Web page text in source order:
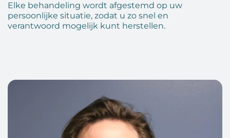
Elke behandeling wordt afgestemd op uw
persoonlijke situatie, zodat u zo snel en
verantwoord mogelijk kunt herstellen.